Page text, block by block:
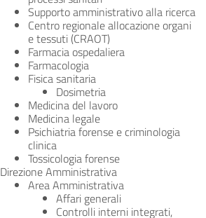
Supporto amministrativo alla ricerca
Centro regionale allocazione organi
e tessuti (CRAOT)
Farmacia ospedaliera
Farmacologia
Fisica sanitaria
Dosimetria
Medicina del lavoro
Medicina legale
Psichiatria forense e criminologia
clinica
Tossicologia forense
Direzione Amministrativa
Area Amministrativa
Affari generali
Controlli interni integrati,